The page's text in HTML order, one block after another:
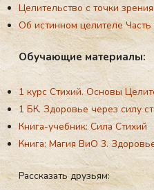
Целительство с точки
Об истинном целителе
Обу­ча­ющие ма­те­ри­алы:
1 курс Стихий. Основы
1 БК. Здоровье через силу
Книга-учебник: Сила Стихий
Книга: Магия ВиО 3.
Рассказать друзьям: